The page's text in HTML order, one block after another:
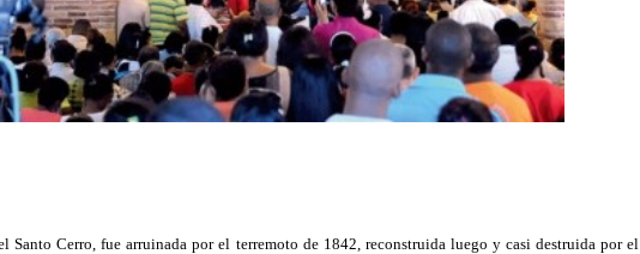
Santo Cerro, fue arruinada por el terremoto de 1842, reconstruida luego y casi destruida por el